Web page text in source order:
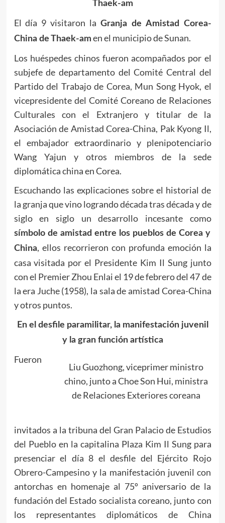
Thaek-am
El día 9 visitaron la Granja de Amistad Corea-
China de Thaek-am en el municipio de Sunan.
Los huéspedes chinos fueron acompañados por el
subjefe de departamento del Comité Central del
Partido del Trabajo de Corea, Mun Song Hyok, el
vicepresidente del Comité Coreano de Relaciones
Culturales con el Extranjero y titular de la
Asociación de Amistad Corea-China, Pak Kyong Il,
el embajador extraordinario y plenipotenciario
Wang Yajun y otros miembros de la sede
diplomática china en Corea.
Escuchando las explicaciones sobre el historial de
la granja que vino logrando década tras década y de
siglo en siglo un desarrollo incesante como
símbolo de amistad entre los pueblos de Corea y
China, ellos recorrieron con profunda emoción la
casa visitada por el Presidente Kim Il Sungjunto
con el Premier Zhou Enlai el 19 de febrero del 47 de
la era Juche (1958), la sala de amistad Corea-China
y otros puntos.
En el desfile paramilitar, la manifestación juvenil
y la gran función artística
Liu Guozhong, viceprimer ministro
chino, junto a Choe Son Hui, ministra
de Relaciones Exteriores coreana
Fueron
invitados a la tribuna del Gran Palacio de Estudios
del Pueblo en la capitalina Plaza Kim Il Sung para
presenciar el día 8 el desfile del Ejército Rojo
Obrero-Campesino y la manifestación juvenil con
antorchas en homenaje al 75º aniversario de la
fundación del Estado socialista coreano, junto con
los representantes diplomáticos de China